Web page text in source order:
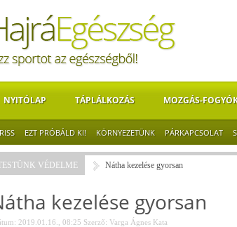
NYITÓLAP TÁPLÁLKOZÁS MOZGÁS-
EZT PRÓBÁLD KI! KÖRNYEZETÜNK PÁRKAPCSOLAT
VÉDELME Nátha kezelése gyorsan
kezelése gyorsan
2019.01.16., 08:25 Szerző: Varga Ágnes Kata